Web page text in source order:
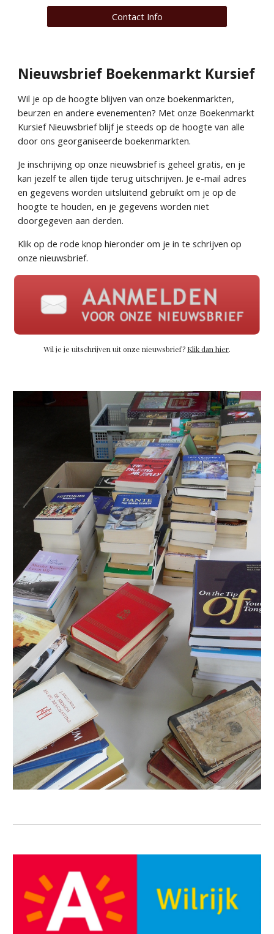
Contact Info
Nieuwsbrief Boekenmarkt Kursief
Wil je op de hoogte blijven van onze boekenmarkten,
beurzen en andere evenementen? Met onze Boekenmarkt
Kursief Nieuwsbrief blijf je steeds op de hoogte van alle
door ons georganiseerde boekenmarkten.
Je inschrijving op onze nieuwsbrief is geheel gratis, en je
kan jezelf te allen tijde terug uitschrijven. Je e-mail adres
en gegevens worden uitsluitend gebruikt om je op de
hoogte te houden, en je gegevens worden niet
doorgegeven aan derden.
Klik op de rode knop hieronder om je in te schrijven op
onze nieuwsbrief.
Wil je je uitschrijven uit onze nieuwsbrief? Klik dan hier.